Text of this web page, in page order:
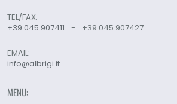
TEL/FAX:
+39 045 907411
- +39 045 907427
EMAIL:
info@albrigi.it
MENU: